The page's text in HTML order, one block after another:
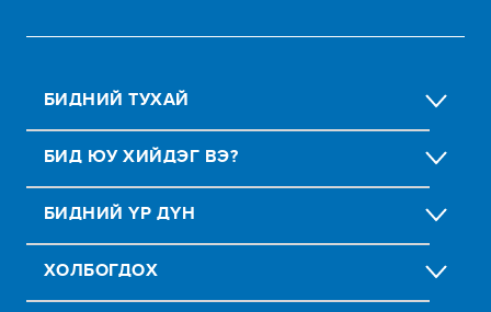
БИДНИЙ ТУХАЙ
БИД ЮУ ХИЙДЭГ ВЭ?
БИДНИЙ ҮР ДҮН
ХОЛБОГДОХ